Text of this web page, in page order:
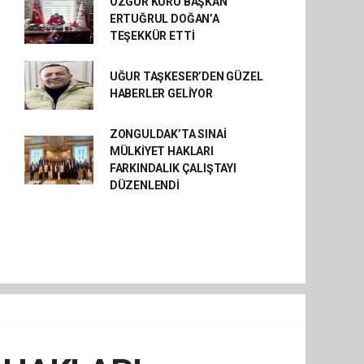
ERTUĞRUL DOĞAN’A
TEŞEKKÜR ETTİ
UĞUR TAŞKESER’DEN GÜZEL
HABERLER GELİYOR
ZONGULDAK’TA SINAİ
MÜLKİYET HAKLARI
FARKINDALIK ÇALIŞTAYI
DÜZENLENDİ